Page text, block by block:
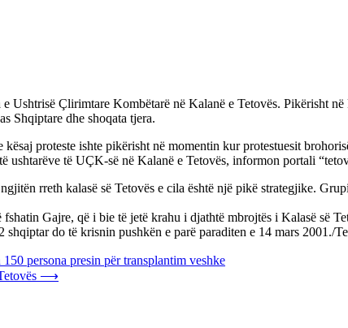
Ushtrisë Çlirimtare Kombëtarë në Kalanë e Tetovës. Pikërisht
Shqiptare dhe shoqata tjera.
proteste ishte pikërisht në momentin kur protestuesit
të UÇK-së në Kalanë e Tetovës, informon portali
rreth kalasë së Tetovës e cila është një pikë strategjike.
Gajre, që i bie të jetë krahu i djathtë mbrojtës i Kalasë së
do të krisnin pushkën e parë paraditen e 14 mars 2001./
persona presin për transplantim veshke
⟶